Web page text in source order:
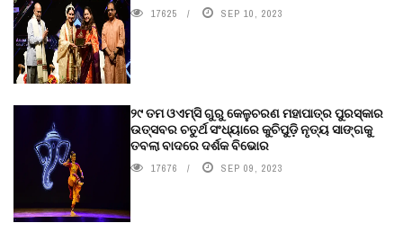
17625 SEP 10, 2023
୨୯ ତମ ଓଏମ୍‌ସି ଗୁରୁ କେଳୁଚରଣ ମହାପାତ୍ର ପୁରସ୍କାର
ଉତ୍ସବର ଚତୁର୍ଥ ସଂଧ୍ୟାରେ କୁଚିପୁଡ଼ି ନୃତ୍ୟ ସାଙ୍ଗକୁ
ତବଲା ବାଦରେ ଦର୍ଶକ ବିଭୋର
17676 SEP 09, 2023